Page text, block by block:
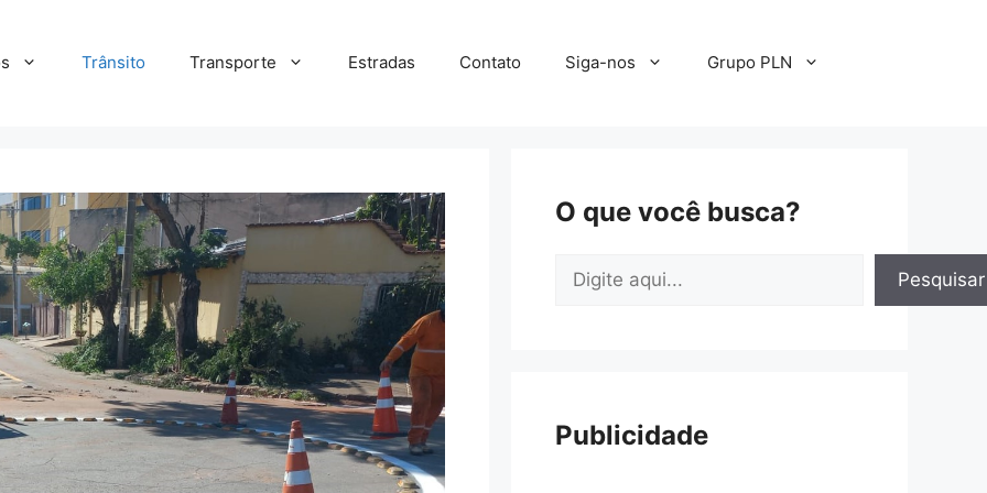
Trânsito Transporte Estradas Contato Siga-nos Grupo PLN
O que você busca?
Pesquisar
Publicidade